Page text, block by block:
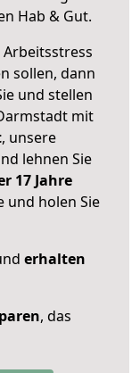
Hab & Gut.
sollen, dann
und stellen
mit
, unsere
lehnen Sie
17 Jahre
und holen Sie
erhalten
, das